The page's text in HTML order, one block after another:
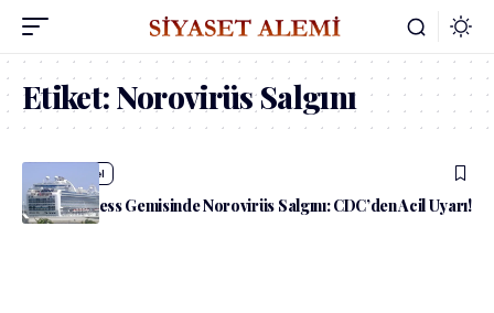
Etiket:Norovirüs Salgını
admin Güncel
Ruby Princess Gemisinde Norovirüs Salgını: CDC’den Acil Uyarı!